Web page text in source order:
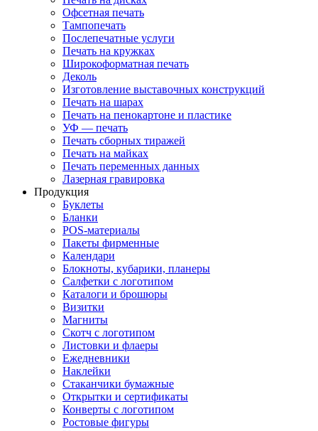
Офсетная печать
Тампопечать
Послепечатные услуги
Печать на кружках
Широкоформатная печать
Деколь
Изготовление выставочных конструкций
Печать на шарах
Печать на пенокартоне и пластике
УФ — печать
Печать сборных тиражей
Печать на майках
Печать переменных данных
Лазерная гравировка
Продукция
Буклеты
Бланки
POS-материалы
Пакеты фирменные
Календари
Блокноты, кубарики, планеры
Салфетки с логотипом
Каталоги и брошюры
Визитки
Магниты
Скотч с логотипом
Листовки и флаеры
Ежедневники
Наклейки
Стаканчики бумажные
Открытки и сертификаты
Конверты с логотипом
Ростовые фигуры